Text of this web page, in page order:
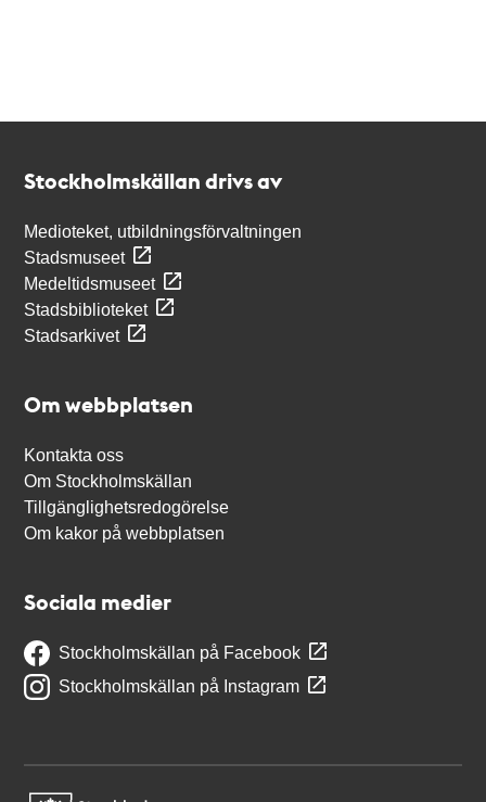
Stockholmskällan drivs av
Medioteket, utbildningsförvaltningen
Stadsmuseet
Medeltidsmuseet
Stadsbiblioteket
Stadsarkivet
Om webbplatsen
Kontakta oss
Om Stockholmskällan
Tillgänglighetsredogörelse
Om kakor på webbplatsen
Sociala medier
Stockholmskällan på Facebook
Stockholmskällan på Instagram